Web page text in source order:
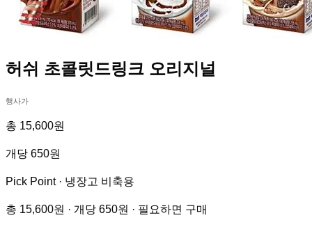
허쉬 초콜릿드링크 오리지널
행사가
총 15,600원
개당 650원
Pick Point · 냉장고 비축용
총 15,600원 · 개당 650원 · 필요하면 구매